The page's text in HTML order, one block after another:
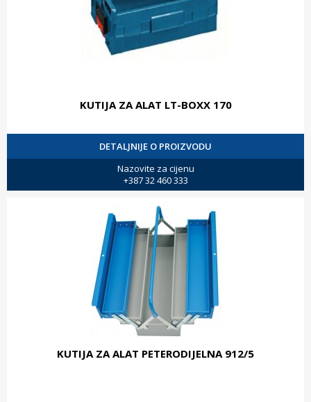
KUTIJA ZA ALAT LT-BOXX 170
DETALJNIJE O PROIZVODU
Nazovite za cijenu
+387 32 460 333
KUTIJA ZA ALAT PETERODIJELNA 912/5